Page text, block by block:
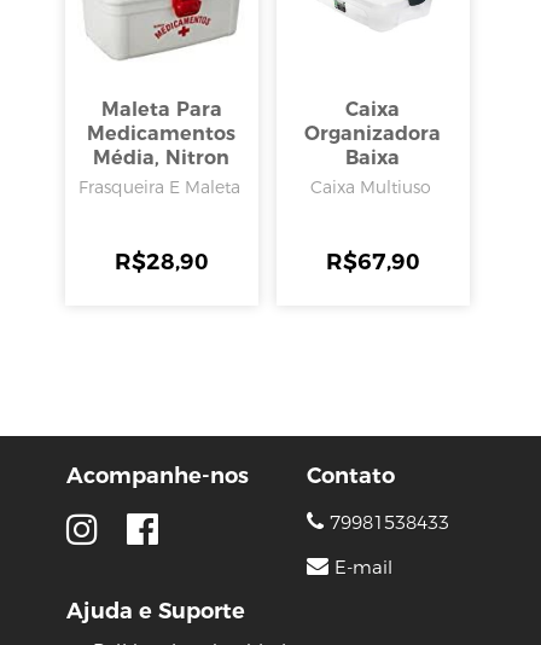
Maleta Para
Medicamentos
Média, Nitron
Frasqueira E Maleta
R$28,90
Caixa
Organizadora
Baixa
Transparente 20l,
Caixa Multiuso
R$67,90
Acompanhe-nos
Ajuda e Suporte
Contato
79981538433
E-mail